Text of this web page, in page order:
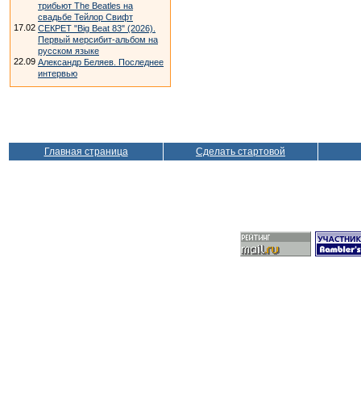
трибьют The Beatles на
свадьбе Тейлор Свифт
17.02 СЕКРЕТ "Big Beat 83" (2026).
Первый мерсибит-альбом на
русском языке
22.09 Александр Беляев. Последнее
интервью
Главная страница Сделать стартовой